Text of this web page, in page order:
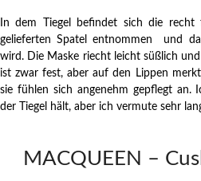
In dem Tiegel befindet sich die
gelieferten Spatel entnommen und
wird. Die Maske riecht leicht süßlich
ist zwar fest, aber auf den Lippen
sie fühlen sich angenehm gepflegt an.
der Tiegel hält, aber ich vermute sehr
MACQUEEN –